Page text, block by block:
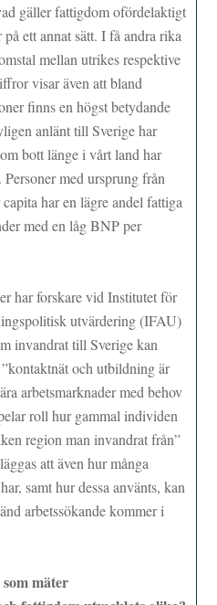
gäller fattigdom ofördelaktigt
ett annat sätt. I få andra rika
mellan utrikes respektive
visar även att bland
finns en högst betydande
anlänt till Sverige har
bott länge i vårt land har
med ursprung från
har en lägre andel fattiga
med en låg BNP per
har forskare vid Institutet för
utvärdering (IFAU)
invandrat till Sverige kan
och utbildning är
arbetsmarknader med behov
roll hur gammal individen
region man invandrat från”
att även hur många
samt hur dessa använts, kan
arbetssökande kommer i
mäter